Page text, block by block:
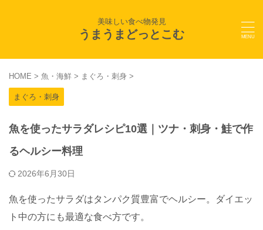
美味しい食べ物発見
うまうまどっとこむ
HOME > 魚・海鮮 > まぐろ・刺身 >
まぐろ・刺身
魚を使ったサラダレシピ10選｜ツナ・刺身・鮭で作
るヘルシー料理
2026年6月30日
魚を使ったサラダはタンパク質豊富でヘルシー。ダイエッ
ト中の方にも最適な食べ方です。